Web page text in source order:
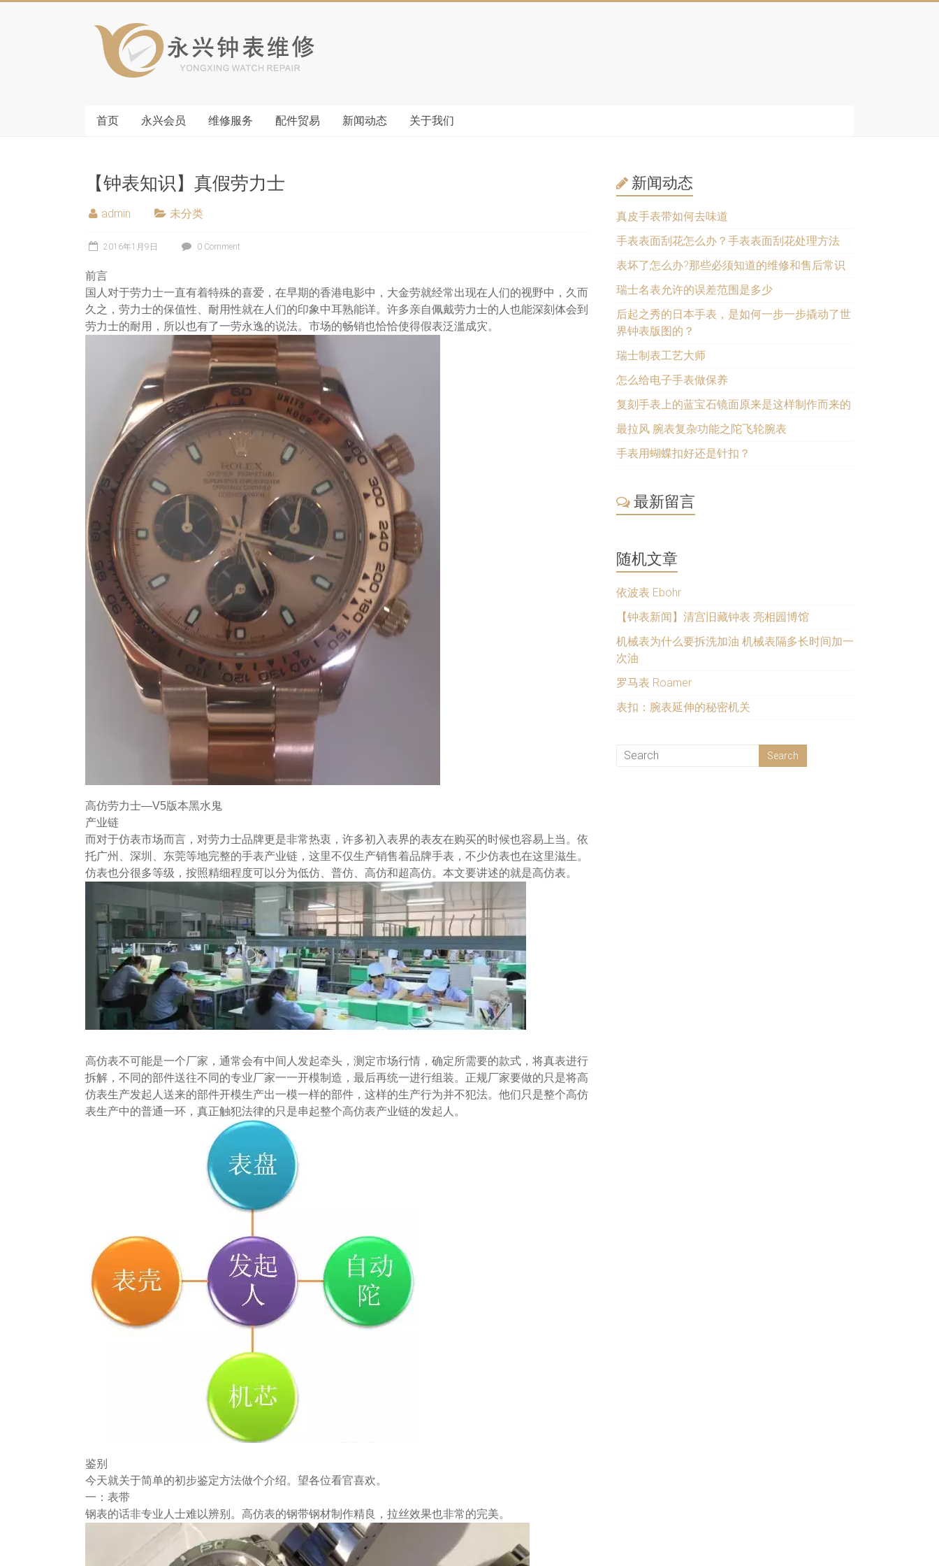
首页 永兴会员 维修服务 配件贸易 新闻动态 关于我们
【钟表知识】真假劳力士
admin 未分类
2016年1月9日 0 Comment
前言
国人对于劳力士一直有着特殊的喜爱，在早期的香港电影中，大金劳就经常出现在人们的视野中，久而
久之，劳力士的保值性、耐用性就在人们的印象中耳熟能详。许多亲自佩戴劳力士的人也能深刻体会到
劳力士的耐用，所以也有了一劳永逸的说法。市场的畅销也恰恰使得假表泛滥成灾。
高仿劳力士—V5版本黑水鬼
产业链
而对于仿表市场而言，对劳力士品牌更是非常热衷，许多初入表界的表友在购买的时候也容易上当。依
托广州、深圳、东莞等地完整的手表产业链，这里不仅生产销售着品牌手表，不少仿表也在这里滋生。
仿表也分很多等级，按照精细程度可以分为低仿、普仿、高仿和超高仿。本文要讲述的就是高仿表。
高仿表不可能是一个厂家，通常会有中间人发起牵头，测定市场行情，确定所需要的款式，将真表进行
拆解，不同的部件送往不同的专业厂家一一开模制造，最后再统一进行组装。正规厂家要做的只是将高
仿表生产发起人送来的部件开模生产出一模一样的部件，这样的生产行为并不犯法。他们只是整个高仿
表生产中的普通一环，真正触犯法律的只是串起整个高仿表产业链的发起人。
鉴别
今天就关于简单的初步鉴定方法做个介绍。望各位看官喜欢。
一：表带
钢表的话非专业人士难以辨别。高仿表的钢带钢材制作精良，拉丝效果也非常的完美。
新闻动态
真皮手表带如何去味道
手表表面刮花怎么办？手表表面刮花处理方法
表坏了怎么办?那些必须知道的维修和售后常识
瑞士名表允许的误差范围是多少
后起之秀的日本手表，是如何一步一步撬动了世
界钟表版图的？
瑞士制表工艺大师
怎么给电子手表做保养
复刻手表上的蓝宝石镜面原来是这样制作而来的
最拉风 腕表复杂功能之陀飞轮腕表
手表用蝴蝶扣好还是针扣？
最新留言
随机文章
依波表 Ebohr
【钟表新闻】清宫旧藏钟表 亮相园博馆
机械表为什么要拆洗加油 机械表隔多长时间加一
次油
罗马表 Roamer
表扣：腕表延伸的秘密机关